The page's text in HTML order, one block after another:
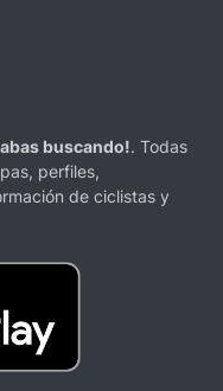
buscando!. Todas
perfiles,
de ciclistas y